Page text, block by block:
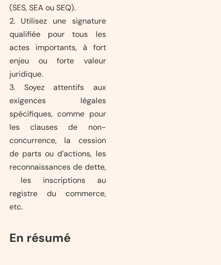
(SES, SEA ou SEQ).
2. Utilisez une signature
qualifiée pour tous les
actes importants, à fort
enjeu ou forte valeur
juridique.
3. Soyez attentifs aux
exigences légales
spécifiques, comme pour
les clauses de non-
concurrence, la cession
de parts ou d’actions, les
reconnaissances de dette,
les inscriptions au
registre du commerce,
etc.
En résumé